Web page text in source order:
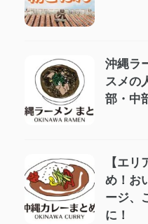
沖縄ラ
スメの
部・中
【エ
め！お
ージ、
に！